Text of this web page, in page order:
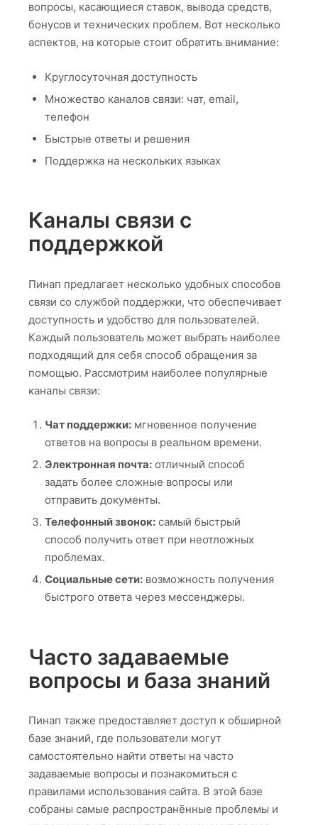
вопросы, касающиеся ставок, вывода средств,
бонусов и технических проблем. Вот несколько
аспектов, на которые стоит обратить внимание:
Круглосуточная доступность
Множество каналов связи: чат, email,
телефон
Быстрые ответы и решения
Поддержка на нескольких языках
Каналы связи с
поддержкой
Пинап предлагает несколько удобных способов
связи со службой поддержки, что обеспечивает
доступность и удобство для пользователей.
Каждый пользователь может выбрать наиболее
подходящий для себя способ обращения за
помощью. Рассмотрим наиболее популярные
каналы связи:
Чат поддержки:мгновенное получение
ответов на вопросы в реальном времени.
Электронная почта:отличный способ
задать более сложные вопросы или
отправить документы.
Телефонный звонок:самый быстрый
способ получить ответ при неотложных
проблемах.
Социальные сети:возможность получения
быстрого ответа через мессенджеры.
Часто задаваемые
вопросы и база знаний
Пинап также предоставляет доступ к обширной
базе знаний, где пользователи могут
самостоятельно найти ответы на часто
задаваемые вопросы и познакомиться с
правилами использования сайта. В этой базе
собраны самые распространённые проблемы и